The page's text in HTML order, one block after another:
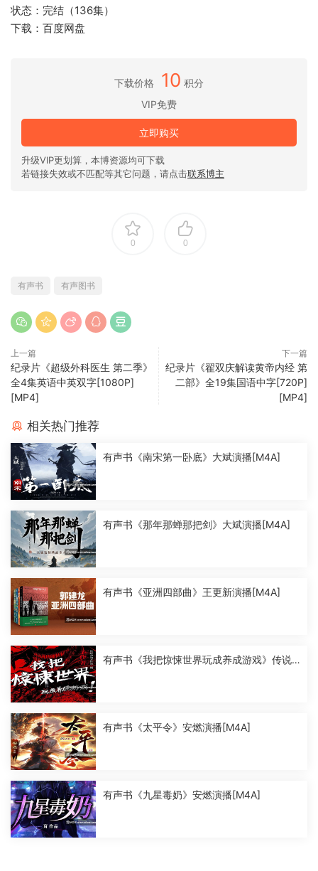
状态：完结（136集）
下载：百度网盘
下载价格 10 积分
VIP免费
立即购买
升级VIP更划算，本博资源均可下载
若链接失效或不匹配等其它问题，请点击联系博主
0 0
有声书 有声图书
上一篇
纪录片《超级外科医生 第二季》
全4集英语中英双字[1080P]
[MP4]
下一篇
纪录片《翟双庆解读黄帝内经 第
二部》全19集国语中字[720P]
[MP4]
相关热门推荐
有声书《南宋第一卧底》大斌演播[M4A]
有声书《那年那蝉那把剑》大斌演播[M4A]
有声书《亚洲四部曲》王更新演播[M4A]
有声书《我把惊悚世界玩成养成游戏》传说
有声书《太平令》安燃演播[M4A]
有声书《九星毒奶》安燃演播[M4A]